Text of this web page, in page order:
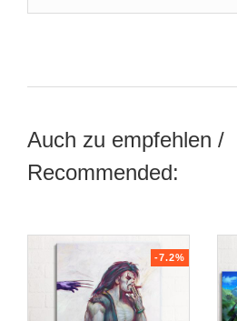
Auch zu empfehlen /
Recommended:
-7.2%